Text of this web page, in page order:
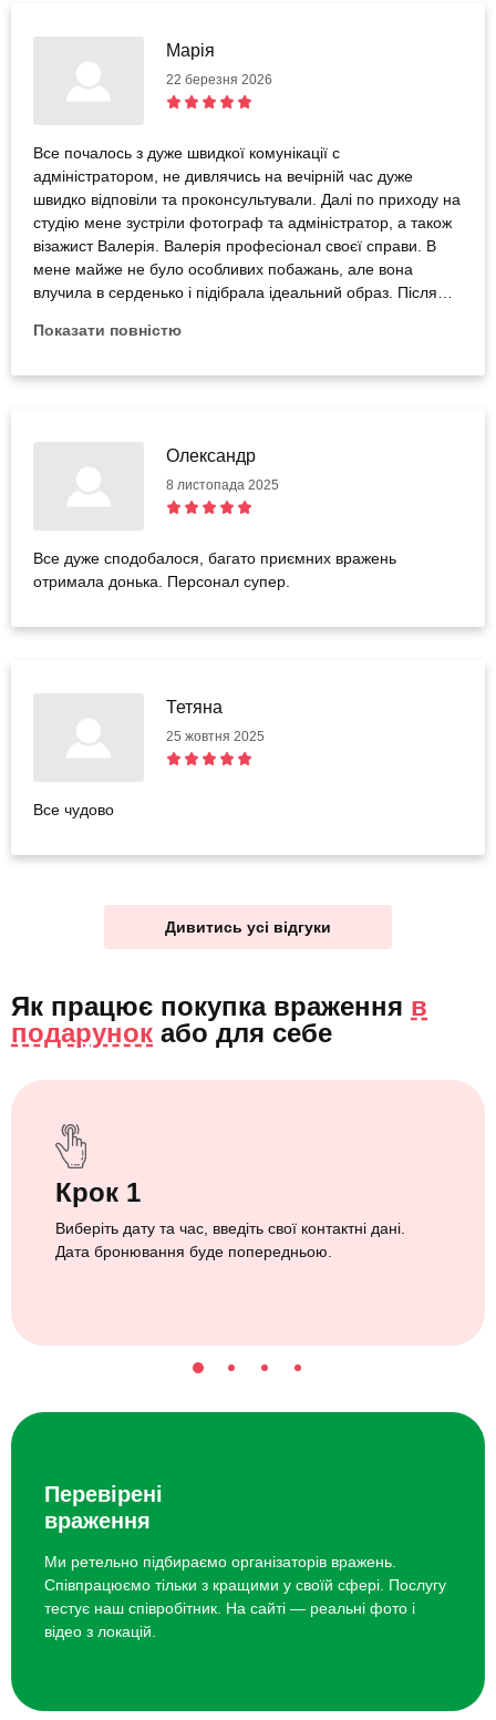
Марія
22 березня 2026
Все почалось з дуже швидкої комунікації с
адміністратором, не дивлячись на вечірній час дуже
швидко відповіли та проконсультували. Далі по приходу на
студію мене зустріли фотограф та адміністратор, а також
візажист Валерія. Валерія професіонал своєї справи. В
мене майже не було особливих побажань, але вона
влучила в серденько і підібрала ідеальний образ. Після
доволі ексцентричні, якщо вам хочеться спокійних образів,
яскравого і інстаграмного воно є :) Найкраще, що було це
ввічливо та обережно поправляв та підказував. Ми одразу
знайшли спільну мову. Фотосесія пройшла на 10/10.
Показати повністю
Олександр
8 листопада 2025
Все дуже сподобалося, багато приємних вражень
отримала донька. Персонал супер.
Тетяна
25 жовтня 2025
Все чудово
Дивитись усі відгуки
Як працює покупка враження в
подарунок або для себе
Крок 1
Виберіть дату та час, введіть свої контактні дані.
Дата бронювання буде попередньою.
Перевірені
враження
Ми ретельно підбираємо організаторів вражень.
Співпрацюємо тільки з кращими у своїй сфері. Послугу
тестує наш співробітник. На сайті — реальні фото і
відео з локацій.